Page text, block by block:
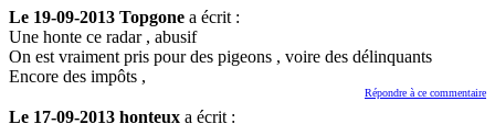
Le 19-09-2013 Topgone a écrit :
Une honte ce radar , abusif
On est vraiment pris pour des pigeons , voire des délinquants
Encore des impôts ,
Répondre à ce commentaire
Le 17-09-2013 honteux a écrit :